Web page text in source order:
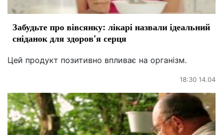
Забудьте про вівсянку: лікарі назвали ідеальний
сніданок для здоров'я серця
Цей продукт позитивно впливає на організм.
18:30 14.04